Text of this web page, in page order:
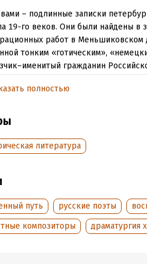
– подлинные записки
19-го веков. Они были найдены в
работ в Меньшиковском
тонким «готическим»,
гражданин
талантом ставшего
современникам, с которыми
человеке, с судьбой которого
- Николае Александровиче Львове,
Леонардо - поэте, драматурге,
его друзья.
отрывок
информация
полностью
литература
путь русские поэты
композиторы
драматургия